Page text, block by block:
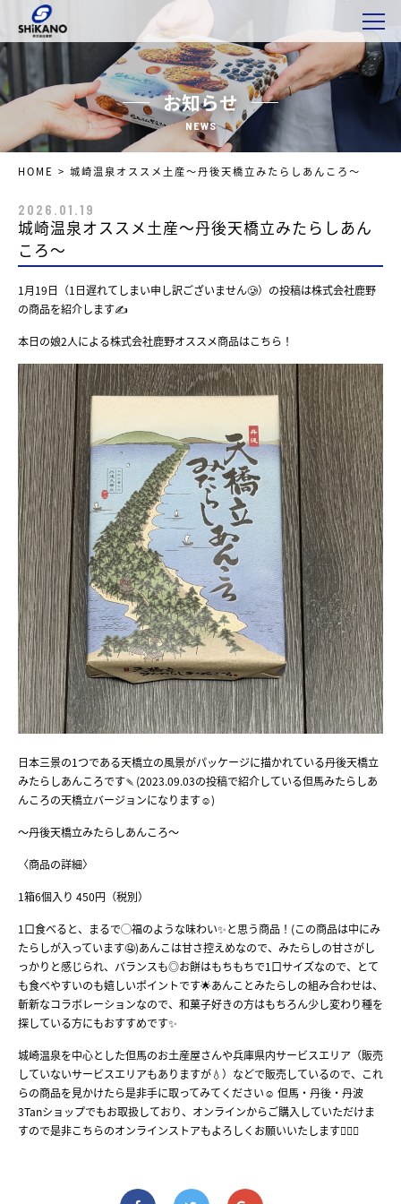
お知らせ
NEWS
HOME > 城崎温泉オススメ土産～丹後天橋立みたらしあんころ～
2026.01.19
城崎温泉オススメ土産～丹後天橋立みたらしあん
ころ～
1月19日（1日遅れてしまい申し訳ございません🥲）の投稿は株式会社鹿野
の商品を紹介します✍️
本日の娘2人による株式会社鹿野オススメ商品はこちら！
日本三景の1つである天橋立の風景がパッケージに描かれている丹後天橋立
みたらしあんころです🍡(2023.09.03の投稿で紹介している但馬みたらしあ
んころの天橋立バージョンになります☺️)
～丹後天橋立みたらしあんころ～
〈商品の詳細〉
1箱6個入り 450円（税別）
1口食べると、まるで◯福のような味わい✨️と思う商品！(この商品は中にみ
たらしが入っています🤤)あんこは甘さ控えめなので、みたらしの甘さがし
っかりと感じられ、バランスも◎お餅はもちもちで1口サイズなので、とて
も食べやすいのも嬉しいポイントです🌟あんことみたらしの組み合わせは、
斬新なコラボレーションなので、和菓子好きの方はもちろん少し変わり種を
探している方にもおすすめです✨
城崎温泉を中心とした但馬のお土産屋さんや兵庫県内サービスエリア（販売
していないサービスエリアもありますが💧）などで販売しているので、これ
らの商品を見かけたら是非手に取ってみてください☺️ 但馬・丹後・丹波
3Tanショップでもお取扱しており、オンラインからご購入していただけま
すので是非こちらのオンラインストアもよろしくお願いいたします🙇🏻‍♀️